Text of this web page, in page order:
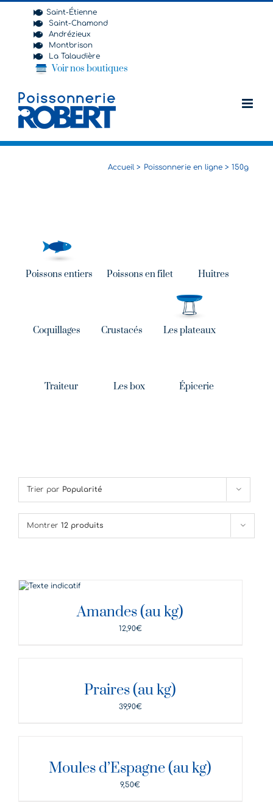
Saint-Étienne
Saint-Chamond
Andrézieux
Montbrison
La Talaudière
Voir nos boutiques
Accueil Poissonnerie en ligne 150g
Poissons entiers Poissons en filet Huîtres
Coquillages Crustacés Les plateaux
Traiteur Les box Épicerie
Trier par Popularité
Montrer 12 produits
DÉTAILS
Amandes (au kg)
12,90€
Praires (au kg)
39,90€
Moules d’Espagne (au kg)
9,50€